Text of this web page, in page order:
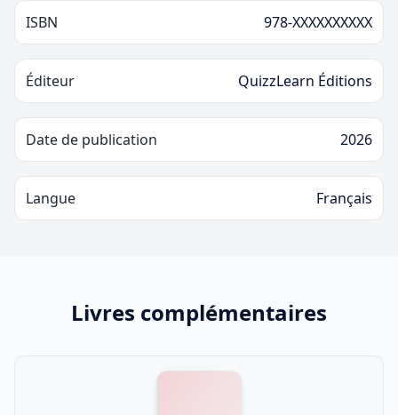
ISBN 978-XXXXXXXXXX
Éditeur QuizzLearn Éditions
Date de publication 2026
Langue Français
Livres complémentaires